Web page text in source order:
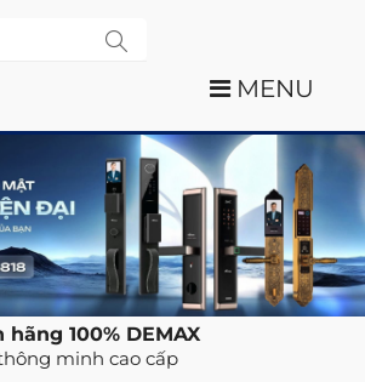
MENU
hãng 100% DEMAX
minh cao cấp